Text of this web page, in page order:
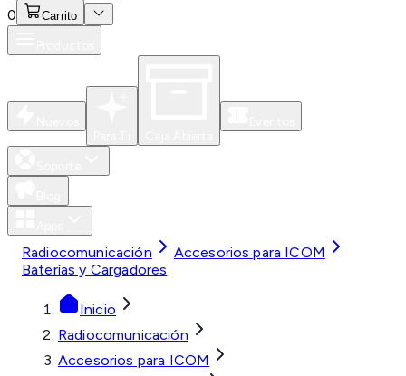
0 Carrito
Radiocomunicación
Accesorios para ICOM
Baterías y Cargadores
Inicio
Radiocomunicación
Accesorios para ICOM